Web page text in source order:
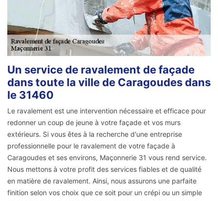
Un service de ravalement de façade
dans toute la ville de Caragoudes dans
le 31460
Le ravalement est une intervention nécessaire et efficace pour
redonner un coup de jeune à votre façade et vos murs
extérieurs. Si vous êtes à la recherche d'une entreprise
professionnelle pour le ravalement de votre façade à
Caragoudes et ses environs, Maçonnerie 31 vous rend service.
Nous mettons à votre profit des services fiables et de qualité
en matière de ravalement. Ainsi, nous assurons une parfaite
finition selon vos choix que ce soit pour un crépi ou un simple